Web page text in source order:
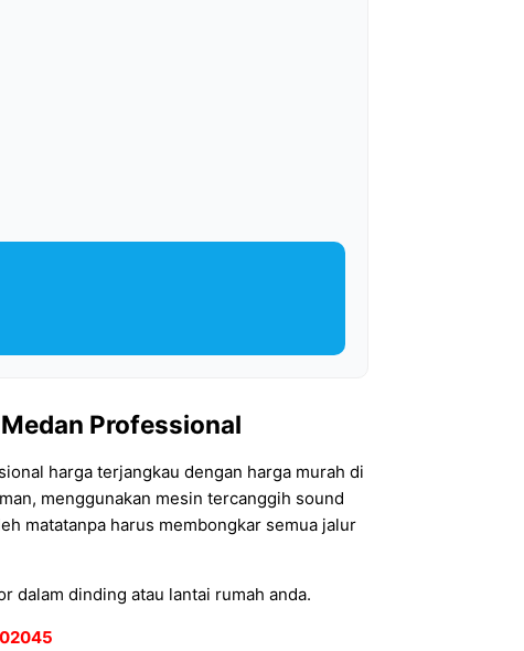
Professional
harga terjangkau dengan harga murah di
menggunakan mesin tercanggih sound
matatanpa harus membongkar semua jalur
dalam dinding atau lantai rumah anda.